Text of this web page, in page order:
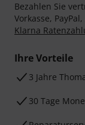
Bezahlen Sie
Vorkasse,
Klarna
Ihre Vorteile
3 Jahre
30 Tage